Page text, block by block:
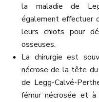
la maladie de
également effectuer
leurs chiots pour
osseuses.
La chirurgie est
nécrose de la tête du
de Legg-Calvé-
fémur nécrosée et